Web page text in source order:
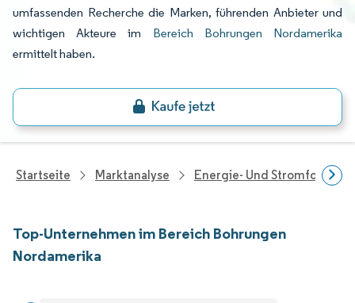
umfassenden Recherche die Marken, führenden Anbieter und
wichtigen Akteure im Bereich Bohrungen Nordamerika
ermittelt haben.
Startseite Marktanalyse Energie- Und
Top-Unternehmen im Bereich Bohrungen
Nordamerika